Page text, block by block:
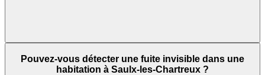
Pouvez-vous détecter une fuite invisible dans une
habitation à Saulx-les-Chartreux ?